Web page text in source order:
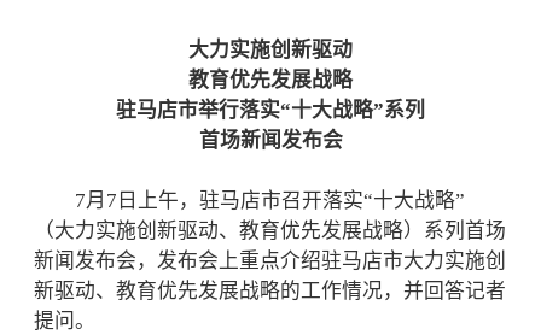
大力实施创新驱动
教育优先发展战略
驻马店市举行落实“十大战略”系列
首场新闻发布会
7月7日上午，驻马店市召开落实“十大战略”
（大力实施创新驱动、教育优先发展战略）系列首场
新闻发布会，发布会上重点介绍驻马店市大力实施创
新驱动、教育优先发展战略的工作情况，并回答记者
提问。